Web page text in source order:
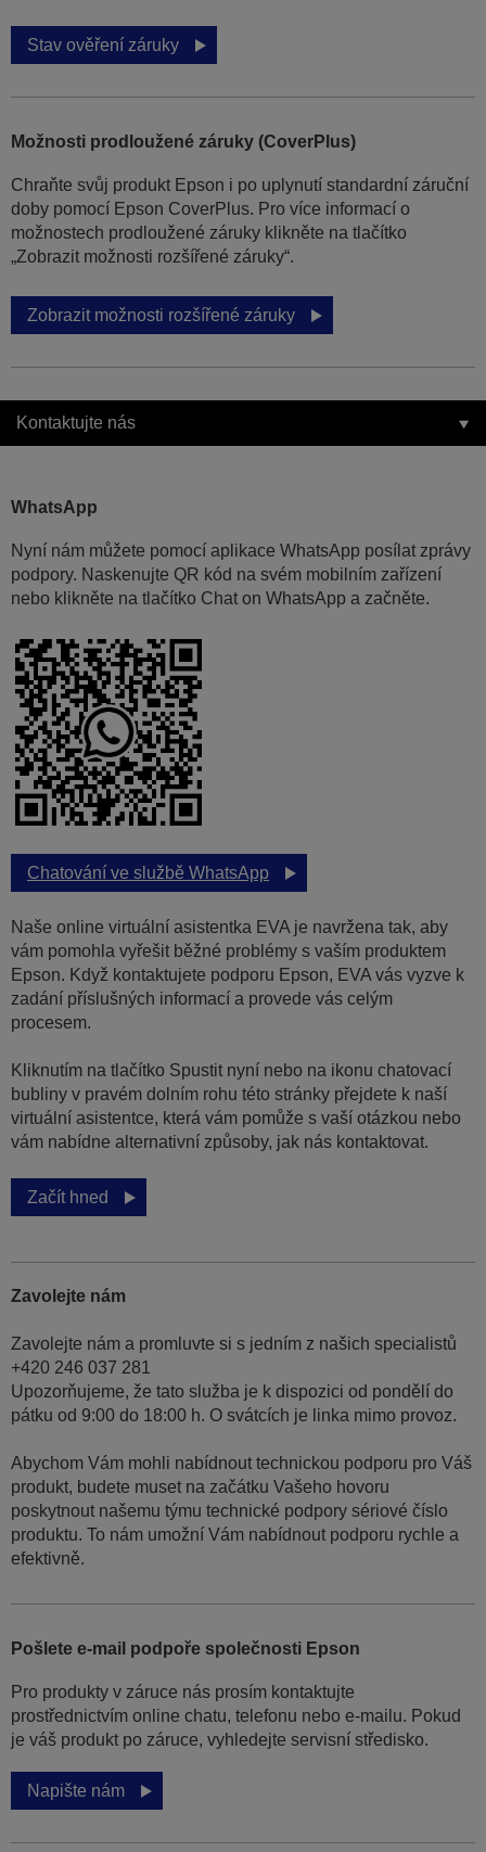
Stav ověření záruky
Možnosti prodloužené záruky (CoverPlus)
Chraňte svůj produkt Epson i po uplynutí standardní záruční
doby pomocí Epson CoverPlus. Pro více informací o
možnostech prodloužené záruky klikněte na tlačítko
„Zobrazit možnosti rozšířené záruky“.
Zobrazit možnosti rozšířené záruky
Kontaktujte nás
WhatsApp
Nyní nám můžete pomocí aplikace WhatsApp posílat zprávy
podpory. Naskenujte QR kód na svém mobilním zařízení
nebo klikněte na tlačítko Chat on WhatsApp a začněte.
Chatování ve službě WhatsApp
Naše online virtuální asistentka EVA je navržena tak, aby
vám pomohla vyřešit běžné problémy s vaším produktem
Epson. Když kontaktujete podporu Epson, EVA vás vyzve k
zadání příslušných informací a provede vás celým
procesem.
Kliknutím na tlačítko Spustit nyní nebo na ikonu chatovací
bubliny v pravém dolním rohu této stránky přejdete k naší
virtuální asistentce, která vám pomůže s vaší otázkou nebo
vám nabídne alternativní způsoby, jak nás kontaktovat.
Začít hned
Zavolejte nám
Zavolejte nám a promluvte si s jedním z našich specialistů
+420 246 037 281
Upozorňujeme, že tato služba je k dispozici od pondělí do
pátku od 9:00 do 18:00 h. O svátcích je linka mimo provoz.
Abychom Vám mohli nabídnout technickou podporu pro Váš
produkt, budete muset na začátku Vašeho hovoru
poskytnout našemu týmu technické podpory sériové číslo
produktu. To nám umožní Vám nabídnout podporu rychle a
efektivně.
Pošlete e-mail podpoře společnosti Epson
Pro produkty v záruce nás prosím kontaktujte
prostřednictvím online chatu, telefonu nebo e-mailu. Pokud
je váš produkt po záruce, vyhledejte servisní středisko.
Napište nám